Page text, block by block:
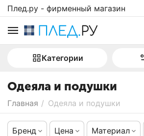
Плед.ру - фирменный магазин
Категории
Одеяла и подушки
Главная / Одеяла и подушки
Бренд Цена Материал